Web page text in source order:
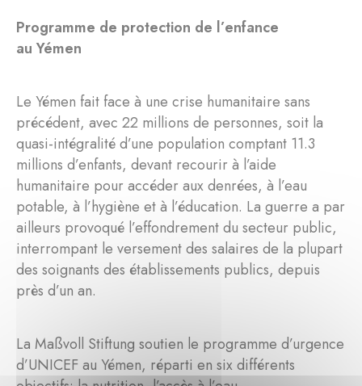
Programme de protection de l’enfance
au Yémen
Le Yémen fait face à une crise humanitaire sans
précédent, avec 22 millions de personnes, soit la
quasi-intégralité d’une population comptant 11.3
millions d’enfants, devant recourir à l’aide
humanitaire pour accéder aux denrées, à l’eau
potable, à l’hygiène et à l’éducation. La guerre a par
ailleurs provoqué l’effondrement du secteur public,
interrompant le versement des salaires de la plupart
des soignants des établissements publics, depuis
près d’un an.
La Maßvoll Stiftung soutien le programme d’urgence
d’UNICEF au Yémen, réparti en six différents